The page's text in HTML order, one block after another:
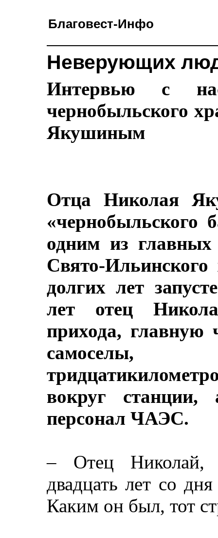
Благовест-Инфо
Неверующих
Интервью с
чернобыльского
Якушиным
Отца Николая
«чернобыльского
одним из главных
Свято-
долгих лет
лет отец
прихода, главную
самоселы,
вокруг
персонал ЧАЭС.
– Отец Николай,
двадцать лет со
Каким он был, тот